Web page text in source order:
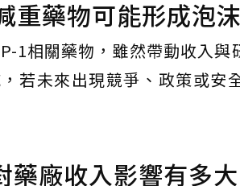
重藥物可能形成泡
1相關藥物，雖然帶動收入
若未來出現競爭、政策或安
廠收入影響有多大